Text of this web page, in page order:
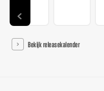
Bekijk releasekalender